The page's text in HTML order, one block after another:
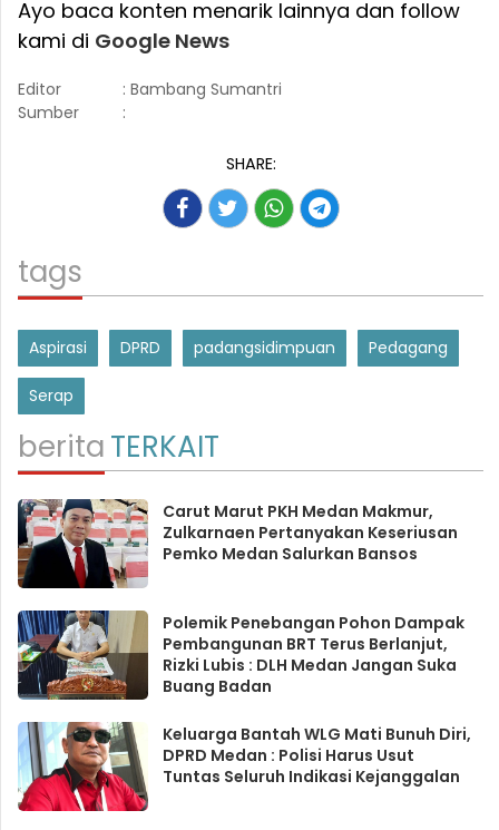
Ayo baca konten menarik lainnya dan follow
kami di Google News
Editor
: Bambang Sumantri
Sumber
:
SHARE:
tags
Aspirasi DPRD padangsidimpuan Pedagang
Serap
beritaTERKAIT
Carut Marut PKH Medan Makmur,
Zulkarnaen Pertanyakan Keseriusan
Pemko Medan Salurkan Bansos
Polemik Penebangan Pohon Dampak
Pembangunan BRT Terus Berlanjut,
Rizki Lubis : DLH Medan Jangan Suka
Buang Badan
Keluarga Bantah WLG Mati Bunuh Diri,
DPRD Medan : Polisi Harus Usut
Tuntas Seluruh Indikasi Kejanggalan